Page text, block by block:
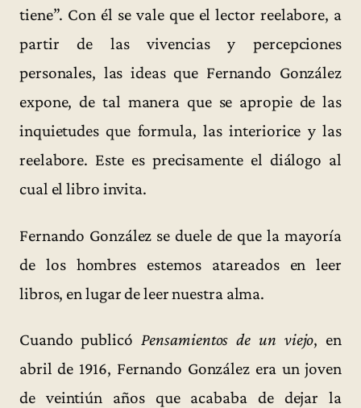
tiene”. Con él se vale que el lector reelabore, a
partir de las vivencias y percepciones
personales, las ideas que Fernando González
expone, de tal manera que se apropie de las
inquietudes que formula, las interiorice y las
reelabore. Este es precisamente el diálogo al
cual el libro invita.
Fernando González se duele de que la mayoría
de los hombres estemos atareados en leer
libros, en lugar de leer nuestra alma.
Cuando publicó Pensamientos de un viejo, en
abril de 1916, Fernando González era un joven
de veintiún años que acababa de dejar la